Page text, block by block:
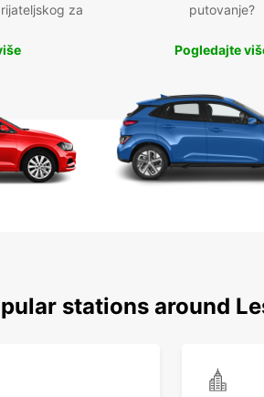
za
putovanje?
Pogledajte
stations around